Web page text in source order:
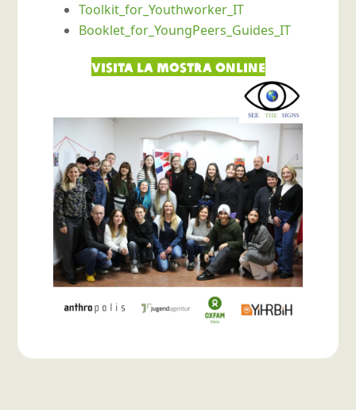
Toolkit_for_Youthworker_IT
Booklet_for_YoungPeers_Guides_IT
Visita la mostra online